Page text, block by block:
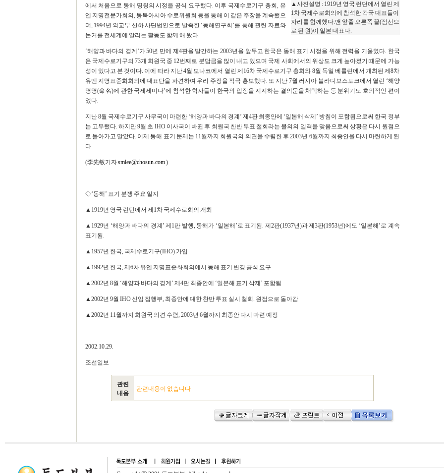
▲사진설명 : 1919년 영국 런던에서 열린 제
1차 국제수로회의에 참석한 각국 대표들이
자리를 함께했다.맨 앞줄 오른쪽 끝(점선으
로 된 원)이 일본 대표다.
에서 처음으로 동해 명칭의 시정을 공식 요구했다. 이후 국제수로기구 총회, 유
엔 지명전문가회의, 동북아시아 수로위원회 등을 통해 이 같은 주장을 계속했으
며, 1994년 외교부 산하 사단법인으로 발족한 ‘동해연구회’를 통해 관련 자료와
논거를 전세계에 알리는 활동도 함께 해 왔다.
‘해양과 바다의 경계’가 50년 만에 제4판을 발간하는 2003년을 앞두고 한국은 동해 표기 시정을 위해 전력을 기울였다. 한국
은 국제수로기구의 73개 회원국 중 12번째로 분담금을 많이 내고 있으며 국제 사회에서의 위상도 크게 높아졌기 때문에 가능
성이 있다고 본 것이다. 이에 따라 지난 4월 모나코에서 열린 제16차 국제수로기구 총회와 8월 독일 베를린에서 개최된 제8차
유엔 지명표준화회의에 대표단을 파견하여 우리 주장을 적극 홍보했다. 또 지난 7월 러시아 블라디보스토크에서 열린 ‘해양
명명(命名)에 관한 국제세미나’에 참석한 학자들이 한국의 입장을 지지하는 결의문을 채택하는 등 분위기도 호의적인 편이
었다.
지난 8월 국제수로기구 사무국이 마련한 ‘해양과 바다의 경계’ 제4판 최종안에 ‘일본해 삭제’ 방침이 포함됨으로써 한국 정부
는 고무됐다. 하지만 9월 초 IHO 이사국이 바뀐 후 회원국 찬반 투표 철회라는 불의의 일격을 맞음으로써 상황은 다시 원점으
로 돌아가고 말았다. 이제 동해 표기 문제는 11월까지 회원국의 의견을 수렴한 후 2003년 6월까지 최종안을 다시 마련하게 된
다.
(李先敏기자smlee@chosun.com)
◇‘동해’ 표기 분쟁 주요 일지
▲1919년 영국 런던에서 제1차 국제수로회의 개최
▲1929년 ‘해양과 바다의 경계’ 제1판 발행, 동해가 ‘일본해’로 표기됨. 제2판(1937년)과 제3판(1953년)에도 ‘일본해’로 계속
표기됨.
▲1957년 한국, 국제수로기구(IHO) 가입
▲1992년 한국, 제6차 유엔 지명표준화회의에서 동해 표기 변경 공식 요구
▲2002년 8월 ‘해양과 바다의 경계’ 제4판 최종안에 ‘일본해 표기 삭제’ 포함됨
▲2002년 9월 IHO 신임 집행부, 최종안에 대한 찬반 투표 실시 철회. 원점으로 돌아감
▲2002년 11월까지 회원국 의견 수렴, 2003년 6월까지 최종안 다시 마련 예정
2002.10.29.
조선일보
관련
내용
관련내용이 없습니다